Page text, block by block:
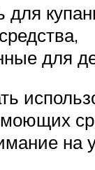
для
для
на